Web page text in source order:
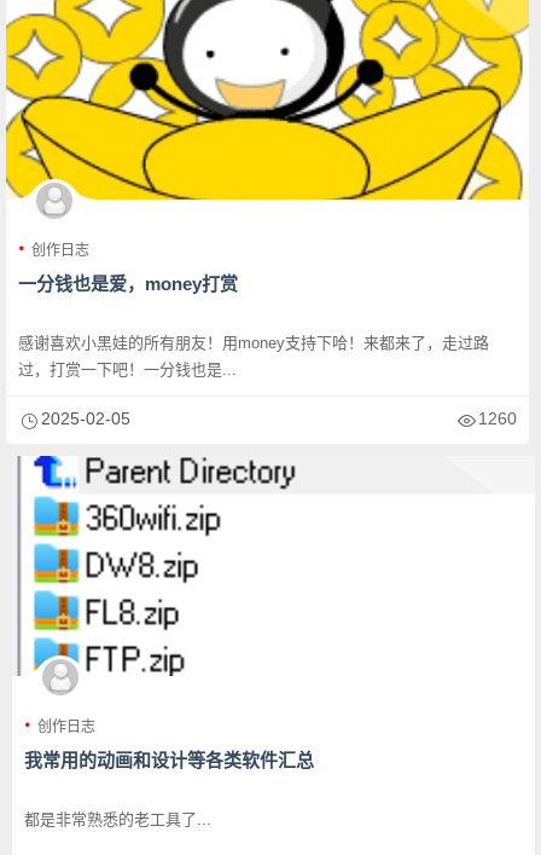
创作日志
一分钱也是爱，money打赏
感谢喜欢小黑娃的所有朋友！用money支持下哈！来都来了，走过路
过，打赏一下吧！一分钱也是...
2025-02-05 1260
创作日志
我常用的动画和设计等各类软件汇总
都是非常熟悉的老工具了...